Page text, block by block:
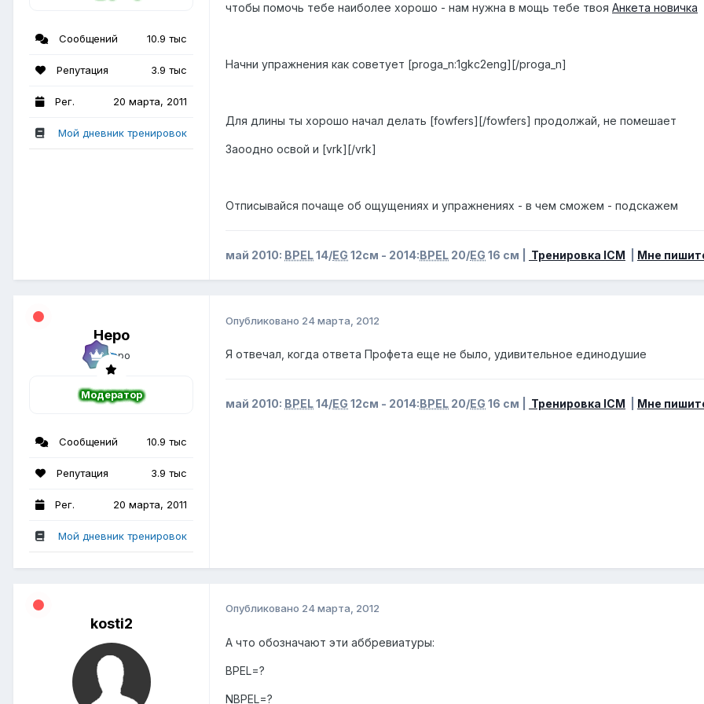
Сообщений 10.9 тыс
Репутация 3.9 тыс
Рег. 20 марта, 2011
Мой дневник тренировок
чтобы помочь тебе наиболее хорошо - нам нужна в мощь тебе твоя Анкета новичка
Начни упражнения как советует [proga_n:1gkc2eng][/proga_n]
Для длины ты хорошо начал делать [fowfers][/fowfers] продолжай, не помешает
Заоодно освой и [vrk][/vrk]
Отписывайся почаще об ощущениях и упражнениях - в чем сможем - подскажем
май 2010: BPEL14/EG 12см - 2014:BPEL 20/EG 16 см | Тренировка ICM Мне
Неро
Модератор
Сообщений 10.9 тыс
Репутация 3.9 тыс
Рег. 20 марта, 2011
Мой дневник тренировок
Опубликовано 24 марта, 2012
Я отвечал, когда ответа Профета еще не было, удивительное единодушие
май 2010: BPEL14/EG 12см - 2014:BPEL 20/EG 16 см | Тренировка ICM Мне
kosti2
Опубликовано 24 марта, 2012
А что обозначают эти аббревиатуры:
BPEL=?
NBPEL=?